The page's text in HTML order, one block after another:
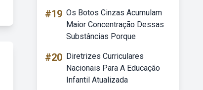
#19 Os Botos Cinzas Acumulam
Maior Concentração Dessas
Substâncias Porque
#20 Diretrizes Curriculares
Nacionais Para A Educação
Infantil Atualizada